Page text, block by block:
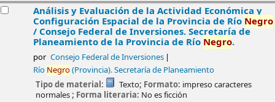
Análisis y Evaluación de la Actividad Económica y
Configuración Espacial de la Provincia de Río Negro
/ Consejo Federal de Inversiones. Secretaría de
Planeamiento de la Provincia de Río Negro.
por Consejo Federal de Inversiones
Río Negro(Provincia). Secretaría de Planeamiento
Tipo de material: Texto; Formato: impreso caracteres
normales; Forma literaria: No es ficción